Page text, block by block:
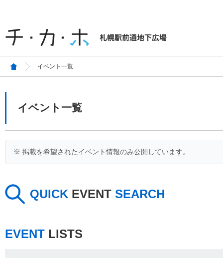
イベント一覧
イベント一覧
※ 掲載を希望されたイベント情報のみ公開しています。
QUICK EVENT SEARCH
EVENT LISTS